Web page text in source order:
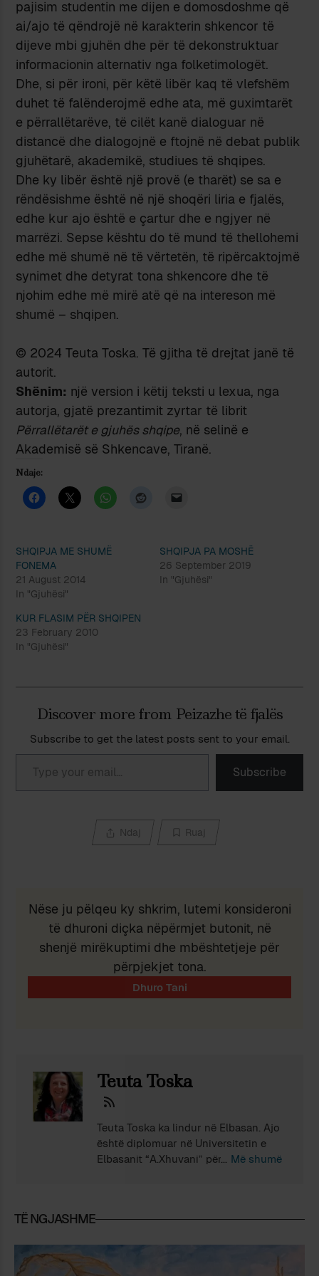
pajisim studentin me dijen e domosdoshme që
ai/ajo të qëndrojë në karakterin shkencor të
dijeve mbi gjuhën dhe për të dekonstruktuar
informacionin alternativ nga folketimologët.
Dhe, si për ironi, për këtë libër kaq të vlefshëm
duhet të falënderojmë edhe ata, më guximtarët
e përrallëtarëve, të cilët kanë dialoguar në
distancë dhe dialogojnë e ftojnë në debat publik
gjuhëtarë, akademikë, studiues të shqipes.
Dhe ky libër është një provë (e tharët) se sa e
rëndësishme është në një shoqëri liria e fjalës,
edhe kur ajo është e çartur dhe e ngjyer në
marrëzi. Sepse kështu do të mund të thellohemi
edhe më shumë në të vërtetën, të ripërcaktojmë
synimet dhe detyrat tona shkencore dhe të
njohim edhe më mirë atë që na intereson më
shumë – shqipen.
© 2024 Teuta Toska. Të gjitha të drejtat janë të
autorit.
Shënim: një version i këtij teksti u lexua, nga
autorja, gjatë prezantimit zyrtar të librit
Përrallëtarët e gjuhës shqipe, në selinë e
Akademisë së Shkencave, Tiranë.
Ndaje:
SHQIPJA ME SHUMË
FONEMA
21 August 2014
In "Gjuhësi"
SHQIPJA PA MOSHË
26 September 2019
In "Gjuhësi"
KUR FLASIM PËR SHQIPEN
23 February 2010
In "Gjuhësi"
Discover more from Peizazhe të fjalës
Subscribe to get the latest posts sent to your email.
Type your email…
Subscribe
Ndaj Ruaj
Nëse ju pëlqeu ky shkrim, lutemi konsideroni
të dhuroni diçka nëpërmjet butonit, në
shenjë mirëkuptimi dhe mbështetjeje për
përpjekjet tona.
Teuta Toska
Teuta Toska ka lindur në Elbasan. Ajo
është diplomuar në Universitetin e
Elbasanit “A.Xhuvani” për gjuhë
gjuhësisë. Është një nga themeluesit
Protestante. Me këtë institut është
Më shumë
TË NGJASHME